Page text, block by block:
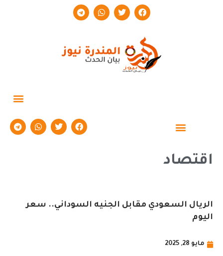
اقتصاد
الريال السعودي مقابل الجنيه السوداني.. سعر
اليوم
مايو 28, 2025